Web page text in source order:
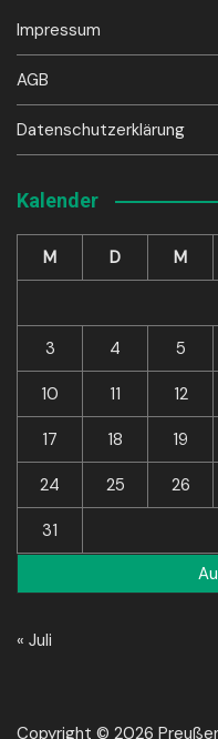
Impressum
AGB
Datenschutzerklärung
Kalender
M D M
3 4 5
10 11 12
17 18 19
24 25 26
31
« Juli
Copyright © 2026